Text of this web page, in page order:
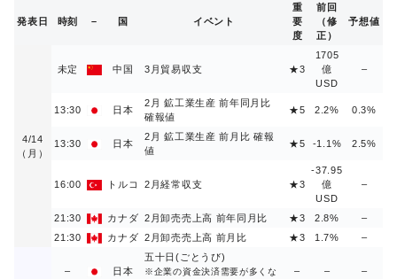
発表日 時刻 – 国 イベント
重
要
度
前回
（修
正）
予想値
4/14
（月）
未定 中国 3月貿易収支 ★3
1705
億
USD
–
13:30 日本
2月 鉱工業生産 前年同月比
確報値
★5 2.2% 0.3%
13:30 日本
2月 鉱工業生産 前月比 確報
値
★5 -1.1% 2.5%
16:00 トルコ 2月経常収支 ★3
-37.95
億
USD
–
21:30 カナダ 2月卸売売上高 前年同月比 ★3 2.8%
–
21:30
カナダ 2月卸売売上高 前月比 ★3 1.7% –
– 日本
五十日(ごとうび)
※企業の資金決済需要が多くな
– – –